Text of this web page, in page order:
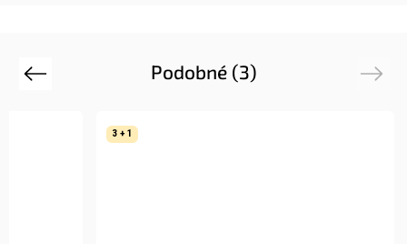
Podobné (3)
Previous
3 + 1
Next